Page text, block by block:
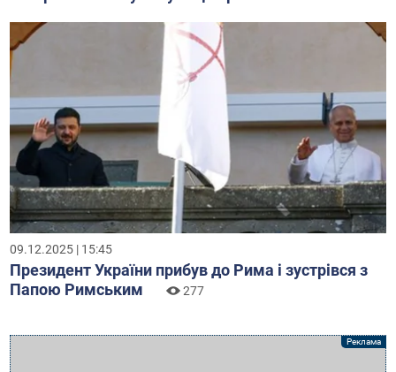
09.12.2025 | 15:45
Президент України прибув до Рима і зустрівся з
Папою Римським
277